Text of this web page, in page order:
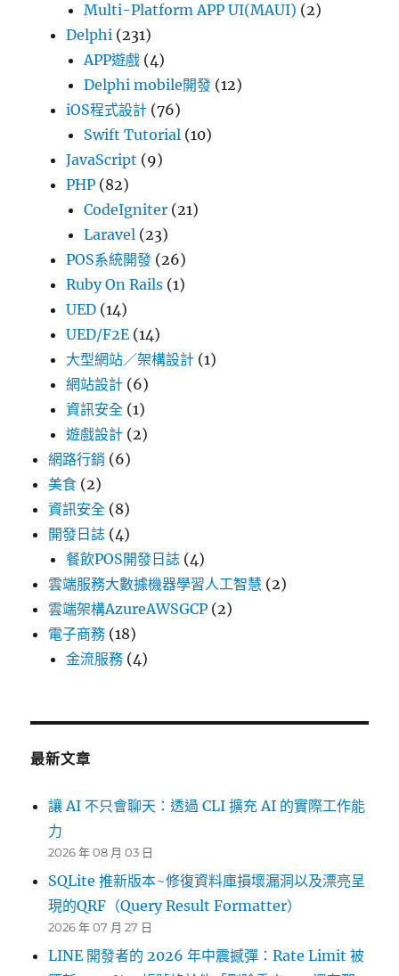
Multi-Platform APP UI(MAUI) (2)
Delphi (231)
APP遊戲 (4)
Delphi mobile開發 (12)
iOS程式設計 (76)
Swift Tutorial (10)
JavaScript (9)
PHP (82)
CodeIgniter (21)
Laravel (23)
POS系統開發 (26)
Ruby On Rails (1)
UED (14)
UED/F2E (14)
大型網站／架構設計 (1)
網站設計 (6)
資訊安全 (1)
遊戲設計 (2)
網路行銷 (6)
美食 (2)
資訊安全 (8)
開發日誌 (4)
餐飲POS開發日誌 (4)
雲端服務大數據機器學習人工智慧 (2)
雲端架構AzureAWSGCP (2)
電子商務 (18)
金流服務 (4)
最新文章
讓 AI 不只會聊天：透過 CLI 擴充 AI 的實際工作能
力
2026 年 08 月 03 日
SQLite 推新版本~修復資料庫損壞漏洞以及漂亮呈
現的QRF（Query Result Formatter）
2026 年 07 月 27 日
LINE 開發者的 2026 年中震撼彈：Rate Limit 被